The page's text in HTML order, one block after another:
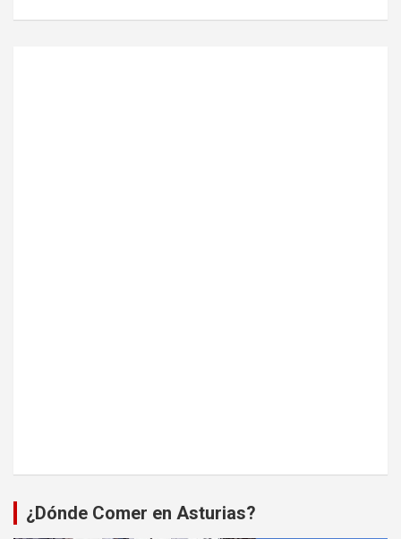
¿Dónde Comer en Asturias?